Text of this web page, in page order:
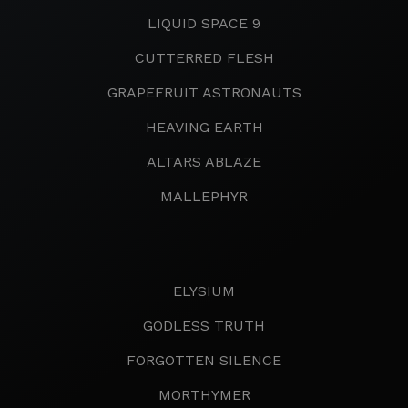
LIQUID SPACE 9
CUTTERRED FLESH
GRAPEFRUIT ASTRONAUTS
HEAVING EARTH
ALTARS ABLAZE
MALLEPHYR
ELYSIUM
GODLESS TRUTH
FORGOTTEN SILENCE
MORTHYMER